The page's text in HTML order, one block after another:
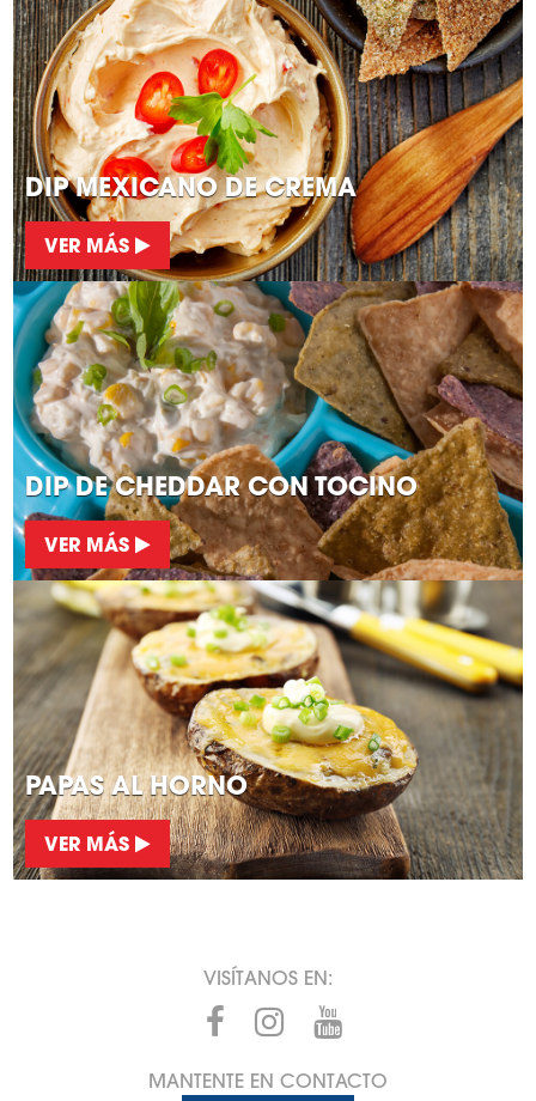
DIP MEXICANO DE CREMA
VER MÁS
DIP DE CHEDDAR CON TOCINO
VER MÁS
PAPAS AL HORNO
VER MÁS
VISÍTANOS EN:
MANTENTE EN CONTACTO